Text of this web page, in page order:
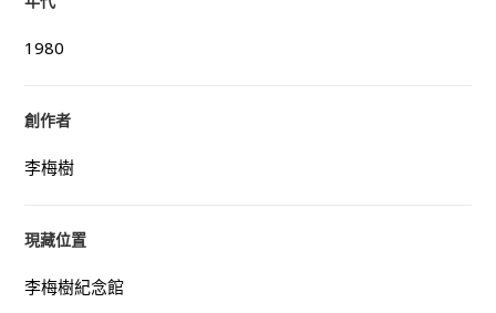
1980
創作者
李梅樹
現藏位置
李梅樹紀念館